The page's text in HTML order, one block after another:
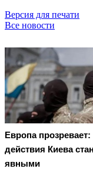
Версия для печати
Все новости
Европа прозревает:
действия Киева
явными